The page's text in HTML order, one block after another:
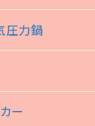
圧力鍋
ー